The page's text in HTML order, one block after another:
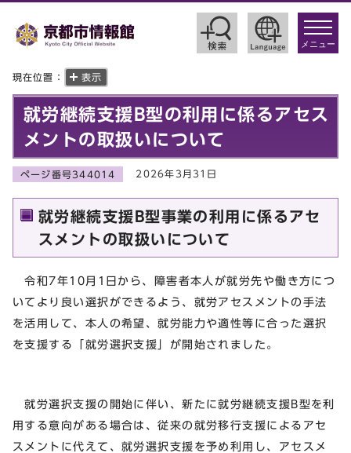
toggle
メニュー
現在位置： 表示
就労継続支援B型の利用に係るアセス
メントの取扱いについて
ページ番号344014 2026年3月31日
就労継続支援B型事業の利用に係るアセ
スメントの取扱いについて
令和7年10月1日から、障害者本人が就労先や働き方につ
いてより良い選択ができるよう、就労アセスメントの手法
を活用して、本人の希望、就労能力や適性等に合った選択
を支援する「就労選択支援」が開始されました。
就労選択支援の開始に伴い、新たに就労継続支援B型を利
用する意向がある場合は、従来の就労移行支援によるアセ
スメントに代えて、就労選択支援を予め利用し、アセスメ